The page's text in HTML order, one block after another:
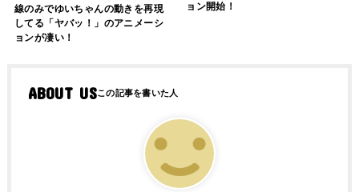
線のみでゆいちゃんの動きを再現
してる「ヤバッ！」のアニメーシ
ョンが凄い！
ョン開始！
ABOUT US